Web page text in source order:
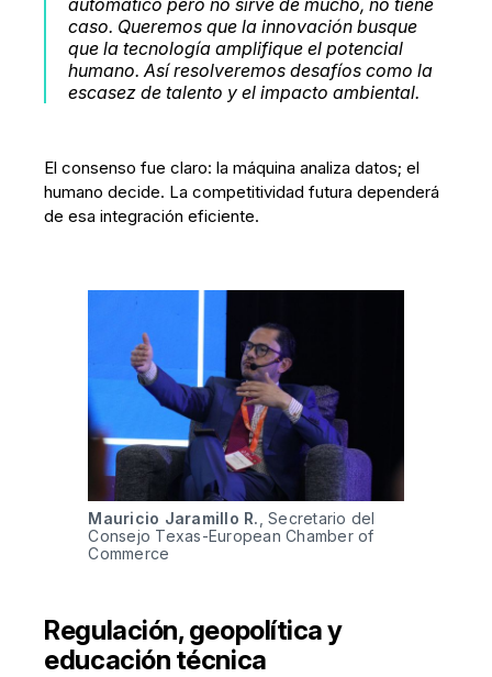
automático pero no sirve de mucho, no tiene
caso. Queremos que la innovación busque
que la tecnología amplifique el potencial
humano. Así resolveremos desafíos como la
escasez de talento y el impacto ambiental.
El consenso fue claro: la máquina analiza datos; el
humano decide. La competitividad futura dependerá
de esa integración eficiente.
Mauricio Jaramillo R. , Secretario del
Consejo Texas-European Chamber of
Commerce
Regulación, geopolítica y
educación técnica